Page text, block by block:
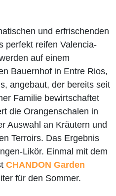
und erfrischenden
perfekt reifen Valencia-
auf einem
Bauernhof in Entre Rios,
angebaut, der bereits seit
Familie bewirtschaftet
die Orangenschalen in
Auswahl an Kräutern und
Terroirs. Das Ergebnis
Likör. Einmal mit dem
CHANDON Garden
für den Sommer.